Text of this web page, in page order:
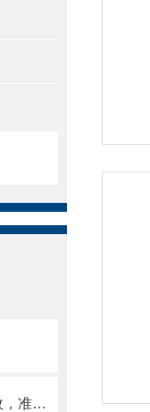
防爆机械隔膜计量泵：安全高效，准确计量新选择